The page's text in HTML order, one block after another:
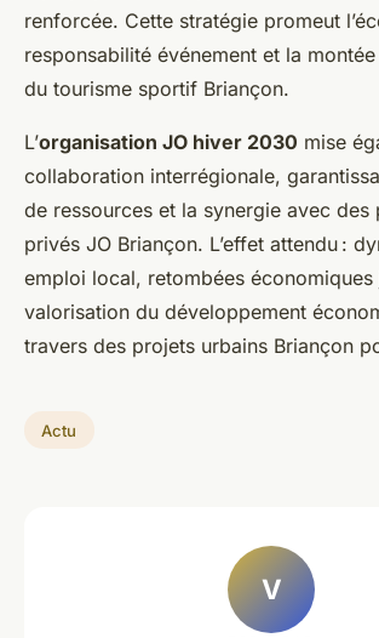
renforcée. Cette stratégie promeut
responsabilité événement et la
du tourisme sportif Briançon.
L’organisation JO hiver 2030 mise
collaboration interrégionale,
de ressources et la synergie avec des
privés JO Briançon. L’effet attendu :
emploi local, retombées économiques
valorisation du développement
travers des projets urbains Briançon
Actu
V